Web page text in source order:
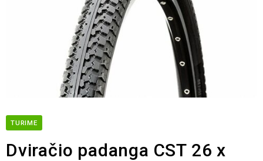
TURIME
Dviračio padanga CST 26 x